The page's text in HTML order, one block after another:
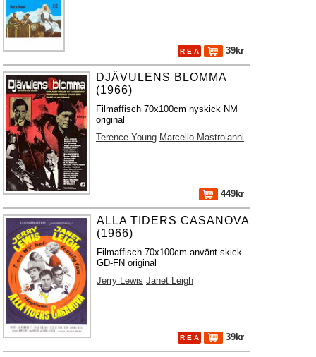
R E A 39kr
DJÄVULENS BLOMMA
(1966)
Filmaffisch 70x100cm nyskick NM
original
Terence Young Marcello Mastroianni
449kr
ALLA TIDERS CASANOVA
(1966)
Filmaffisch 70x100cm använt skick
GD-FN original
Jerry Lewis Janet Leigh
R E A 39kr